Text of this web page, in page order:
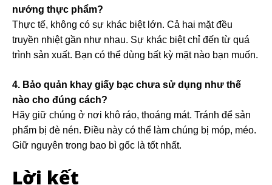
nướng thực phẩm?
Thực tế, không có sự khác biệt lớn. Cả hai mặt đều
truyền nhiệt gần như nhau. Sự khác biệt chỉ đến từ quá
trình sản xuất. Bạn có thể dùng bất kỳ mặt nào bạn muốn.
4. Bảo quản khay giấy bạc chưa sử dụng như thế
nào cho đúng cách?
Hãy giữ chúng ở nơi khô ráo, thoáng mát. Tránh để sản
phẩm bị đè nén. Điều này có thể làm chúng bị móp, méo.
Giữ nguyên trong bao bì gốc là tốt nhất.
Lời kết